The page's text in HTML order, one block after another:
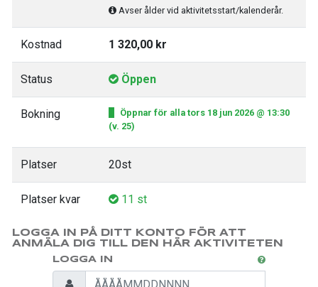
Avser ålder vid aktivitetsstart/kalenderår.
Kostnad 1 320,00 kr
Status Öppen
Bokning
Öppnar för alla tors 18 jun 2026 @ 13:30
(v. 25)
Platser 20st
Platser kvar 11 st
LOGGA IN PÅ DITT KONTO FÖR ATT
ANMÄLA DIG TILL DEN HÄR AKTIVITETEN
LOGGA IN
Personnummer